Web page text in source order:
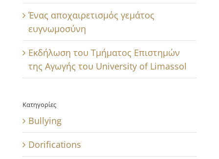
Ένας αποχαιρετισμός γεμάτος
ευγνωμοσύνη
Εκδήλωση του Τμήματος Επιστημών
της Αγωγής του University of Limassol
Κατηγορίες
Bullying
Dorifications